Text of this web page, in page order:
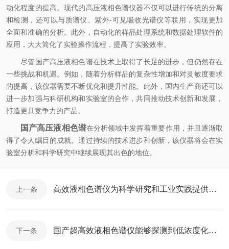
动化程度的提高。现代的高压液相色谱仪器不仅可以进行传统的分离
和检测，还可以与质谱仪、紫外-可见吸收光谱仪等联用，实现更加
全面和准确的分析。此外，自动化的样品处理系统和数据处理软件的
应用，大大简化了实验操作流程，提高了实验效率。
尽管国产高压液相色谱在技术上取得了长足的进步，但仍然存在
一些挑战和机遇。例如，随着分析样品的复杂性增加和对灵敏度要求
的提高，该仪器需要不断优化和提升性能。此外，国内生产商还可以
进一步加强与科研机构和实验室的合作，共同推动技术创新和发展，
打造更具竞争力的产品。
国产高压液相色谱在分析领域中发挥着重要作用，并且逐渐取
得了令人瞩目的成就。通过持续的技术进步和创新，该仪器将会在实
验室分析和科学研究中继续展现其出色的地位。
上一条 高效液相色谱仪为科学研究和工业实践提供了有力支持
下一条 国产超高效液相色谱仪能够探测到低浓度化合物的存在